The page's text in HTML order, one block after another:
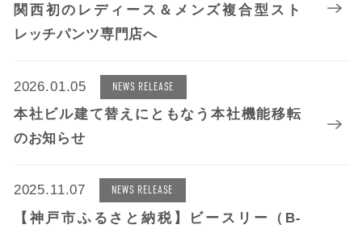
関西初のレディース＆メンズ複合型スト
レッチパンツ専門店へ
2026.01.05 NEWS RELEASE
本社ビル建て替えにともなう本社機能移転
のお知らせ
2025.11.07 NEWS RELEASE
【神戸市ふるさと納税】ビースリー（B-